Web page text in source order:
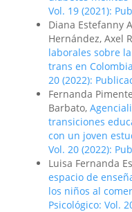
Vol. 19 (2021):
Diana Estefanny
Hernández, Axel
laborales sobre
trans en Colombia
20 (2022):
Fernanda
Barbato,
transiciones
con un joven
Vol. 20 (2022):
Luisa Fernanda
espacio de
los niños al
Psicológico: Vol.